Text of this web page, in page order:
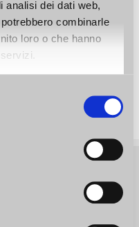
analisi dei dati web,
combinarle
loro o che hanno